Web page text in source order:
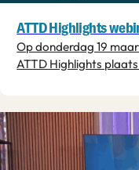
ATTD Highlights
Op donderdag 19
ATTD Highlights